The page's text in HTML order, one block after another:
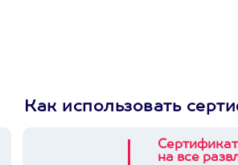
Как использовать
на все